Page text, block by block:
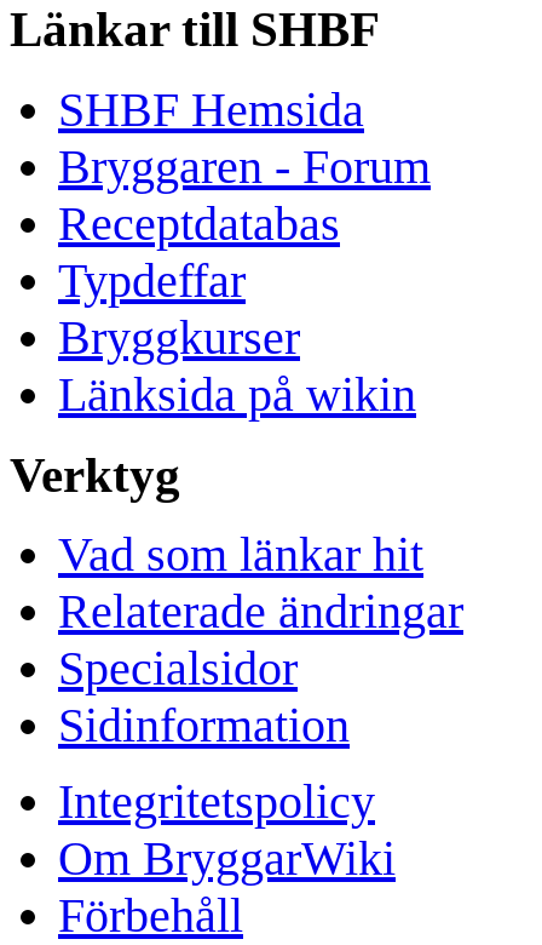
Länkar till SHBF
SHBF Hemsida
Bryggaren - Forum
Receptdatabas
Typdeffar
Bryggkurser
Länksida på wikin
Verktyg
Vad som länkar hit
Relaterade ändringar
Specialsidor
Sidinformation
Integritetspolicy
Om BryggarWiki
Förbehåll